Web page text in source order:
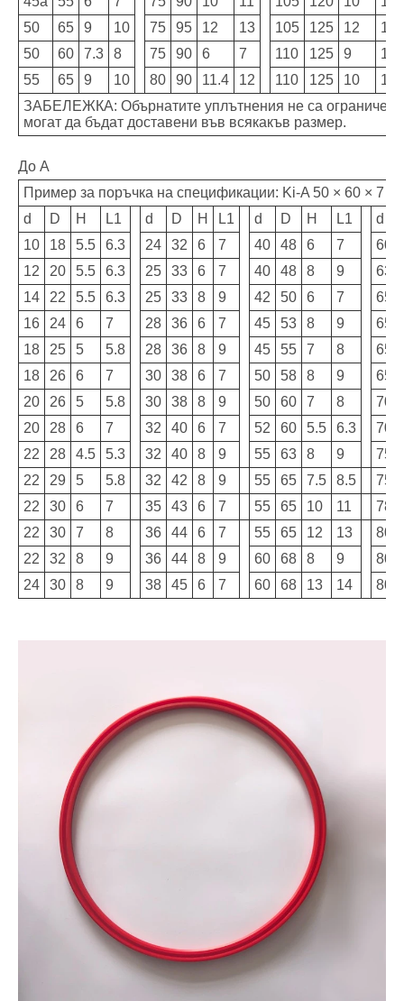
50
65 9 10 75 95 12 13 105 125 12
13
50
60 7.3 8 75 90 6 7 110 125 9
10
55
65 9 10 80 90 11.4 12 110 125 10
11
ЗАБЕЛЕЖКА: Обърнатите уплътнения не са ограничени
могат да бъдат доставени във всякакъв размер.
До А
Пример за поръчка на спецификации: Ki-A 50 × 60 × 7
d
D H L1 d D H L1 d D H L1 d
10
18 5.5 6.3 24 32 6 7 40 48 6 7 60
12
20 5.5 6.3 25 33 6 7 40 48 8 9 63
14
22 5.5 6.3 25 33 8 9 42 50 6 7 65
16
24 6 7 28 36 6 7 45 53 8 9 65
18
25 5 5.8 28 36 8 9 45 55 7 8 65
18
26 6 7 30 38 6 7 50 58 8 9 65
20
26 5 5.8 30 38 8 9 50 60 7 8 70
20
28 6 7 32 40 6 7 52 60 5.5 6.3 70
22
28 4.5 5.3 32 40 8 9 55 63 8 9 75
22
29 5 5.8 32 42 8 9 55 65 7.5 8.5 75
22
30 6 7 35 43 6 7 55 65 10 11 78
22
30 7 8 36 44 6 7 55 65 12 13 80
22
32 8 9 36 44 8 9 60 68 8 9 80
24
30 8 9 38 45 6 7 60 68 13 14 80